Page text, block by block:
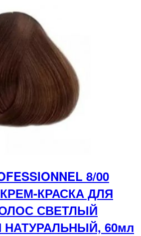
8/00
КРЕМ-КРАСКА ДЛЯ
СВЕТЛЫЙ
60мл